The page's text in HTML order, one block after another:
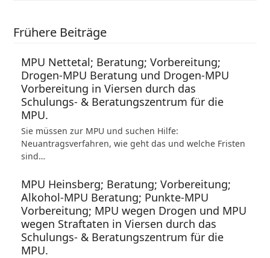
Frühere Beiträge
MPU Nettetal; Beratung; Vorbereitung;
Drogen-MPU Beratung und Drogen-MPU
Vorbereitung in Viersen durch das
Schulungs- & Beratungszentrum für die
MPU.
Sie müssen zur MPU und suchen Hilfe:
Neuantragsverfahren, wie geht das und welche Fristen
sind…
MPU Heinsberg; Beratung; Vorbereitung;
Alkohol-MPU Beratung; Punkte-MPU
Vorbereitung; MPU wegen Drogen und MPU
wegen Straftaten in Viersen durch das
Schulungs- & Beratungszentrum für die
MPU.